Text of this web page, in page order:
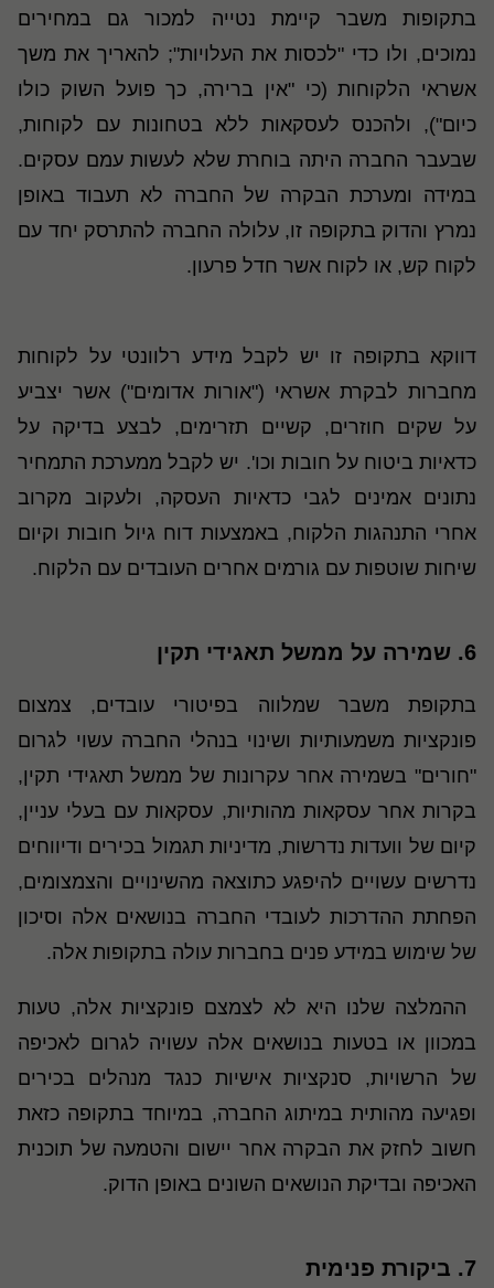
בתקופות משבר קיימת נטייה למכור גם במחירים
נמוכים, ולו כדי "לכסות את העלויות"; להאריך את משך
אשראי הלקוחות (כי "אין ברירה, כך פועל השוק כולו
כיום"), ולהכנס לעסקאות ללא בטחונות עם לקוחות,
שבעבר החברה היתה בוחרת שלא לעשות עמם עסקים.
במידה ומערכת הבקרה של החברה לא תעבוד באופן
נמרץ והדוק בתקופה זו, עלולה החברה להתרסק יחד עם
לקוח קש, או לקוח אשר חדל פרעון.
דווקא בתקופה זו יש לקבל מידע רלוונטי על לקוחות
מחברות לבקרת אשראי ("אורות אדומים") אשר יצביע
על שקים חוזרים, קשיים תזרימים, לבצע בדיקה על
כדאיות ביטוח על חובות וכו'. יש לקבל ממערכת התמחיר
נתונים אמינים לגבי כדאיות העסקה, ולעקוב מקרוב
אחרי התנהגות הלקוח, באמצעות דוח גיול חובות וקיום
שיחות שוטפות עם גורמים אחרים העובדים עם הלקוח.
6. שמירה על ממשל תאגידי תקין
בתקופת משבר שמלווה בפיטורי עובדים, צמצום
פונקציות משמעותיות ושינוי בנהלי החברה עשוי לגרום
"חורים" בשמירה אחר עקרונות של ממשל תאגידי תקין,
בקרות אחר עסקאות מהותיות, עסקאות עם בעלי עניין,
קיום של וועדות נדרשות, מדיניות תגמול בכירים ודיווחים
נדרשים עשויים להיפגע כתוצאה מהשינויים והצמצומים,
הפחתת ההדרכות לעובדי החברה בנושאים אלה וסיכון
של שימוש במידע פנים בחברות עולה בתקופות אלה.
ההמלצה שלנו היא לא לצמצם פונקציות אלה, טעות
במכוון או בטעות בנושאים אלה עשויה לגרום לאכיפה
של הרשויות, סנקציות אישיות כנגד מנהלים בכירים
ופגיעה מהותית במיתוג החברה, במיוחד בתקופה כזאת
חשוב לחזק את הבקרה אחר יישום והטמעה של תוכנית
האכיפה ובדיקת הנושאים השונים באופן הדוק.
7. ביקורת פנימית